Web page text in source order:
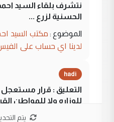
نتشرف بلقاء السيد
الحسنية لزرع ...
الموضوع : مكتب السيد
لدينا اي حساب على
hadi
التعليق : قرار
للوزاره ولا للمواطن
يتم